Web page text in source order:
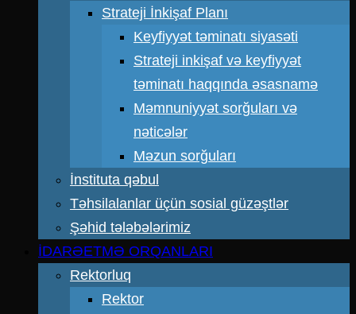
Strateji İnkişaf Planı
Keyfiyyət təminatı siyasəti
Strateji inkişaf və keyfiyyət
təminatı haqqında əsasnamə
Məmnuniyyət sorğuları və
nəticələr
Məzun sorğuları
İnstituta qəbul
Təhsilalanlar üçün sosial güzəştlər
Şəhid tələbələrimiz
İDARƏETMƏ ORQANLARI
Rektorluq
Rektor